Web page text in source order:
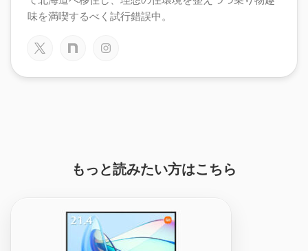
味を満喫するべく試行錯誤中。
もっと読みたい方はこちら